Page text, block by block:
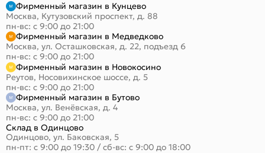
Фирменный магазин в Кунцево
Москва, Кутузовский проспект, д. 88
пн-вс: с 9:00 до 21:00
Фирменный магазин в Медведково
Москва, ул. Осташковская, д. 22, подъезд 6
пн-вс: с 9:00 до 21:00
Фирменный магазин в Новокосино
Реутов, Носовихинское шоссе, д. 5
пн-вс: с 9:00 до 21:00
Фирменный магазин в Бутово
Москва, ул. Венёвская, д. 4
пн-вс: с 9:00 до 21:00
Склад в Одинцово
Одинцово, ул. Баковская, 5
пн-пт: с 9:00 до 19:30 / сб-вс: с 9:00 до 18:00